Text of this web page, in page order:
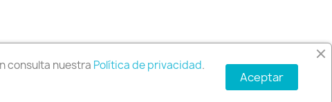
Política de envío y devoluciones
consulta nuestra Política de privacidad.
Aceptar